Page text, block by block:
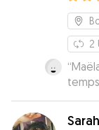
2
“
Sarah